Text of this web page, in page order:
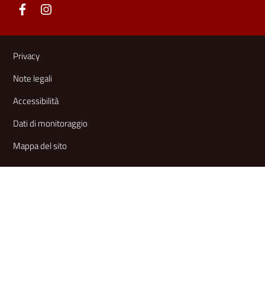
Link e informazioni utili
Privacy
Note legali
Accessibilità
Dati di monitoraggio
Mappa del sito